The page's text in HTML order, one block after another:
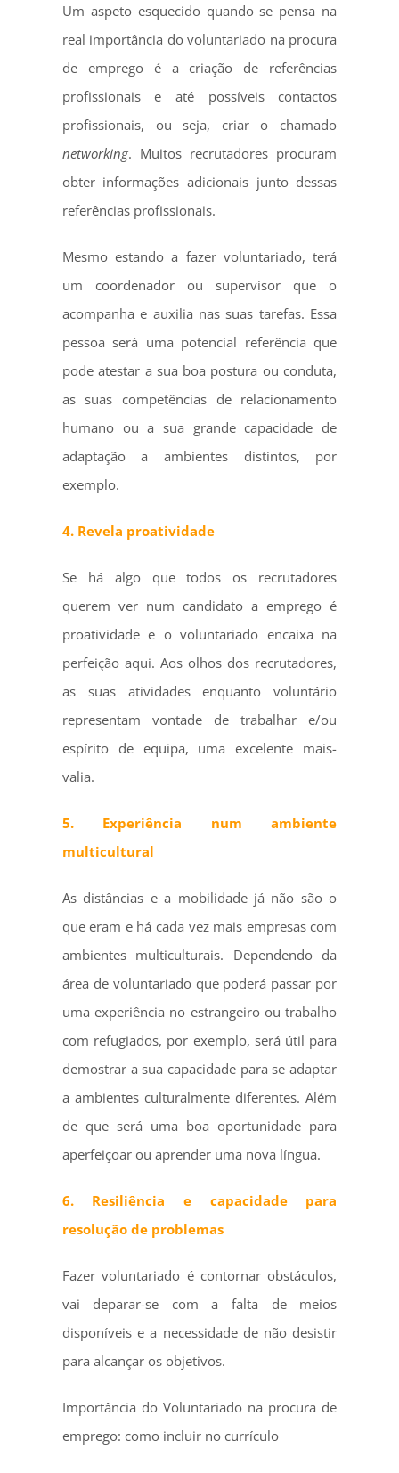
Um aspeto esquecido quando se pensa na
real importância do voluntariado na procura
de emprego é a criação de referências
profissionais e até possíveis contactos
profissionais, ou seja, criar o chamado
networking. Muitos recrutadores procuram
obter informações adicionais junto dessas
referências profissionais.
Mesmo estando a fazer voluntariado, terá
um coordenador ou supervisor que o
acompanha e auxilia nas suas tarefas. Essa
pessoa será uma potencial referência que
pode atestar a sua boa postura ou conduta,
as suas competências de relacionamento
humano ou a sua grande capacidade de
adaptação a ambientes distintos, por
exemplo.
4. Revela proatividade
Se há algo que todos os recrutadores
querem ver num candidato a emprego é
proatividade e o voluntariado encaixa na
perfeição aqui. Aos olhos dos recrutadores,
as suas atividades enquanto voluntário
representam vontade de trabalhar e/ou
espírito de equipa, uma excelente mais-
valia.
5. Experiência num ambiente
multicultural
As distâncias e a mobilidade já não são o
que eram e há cada vez mais empresas com
ambientes multiculturais. Dependendo da
área de voluntariado que poderá passar por
uma experiência no estrangeiro ou trabalho
com refugiados, por exemplo, será útil para
demostrar a sua capacidade para se adaptar
a ambientes culturalmente diferentes. Além
de que será uma boa oportunidade para
aperfeiçoar ou aprender uma nova língua.
6. Resiliência e capacidade para
resolução de problemas
Fazer voluntariado é contornar obstáculos,
vai deparar-se com a falta de meios
disponíveis e a necessidade de não desistir
para alcançar os objetivos.
Importância do Voluntariado na procura de
emprego: como incluir no currículo